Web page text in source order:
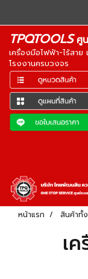
TPQTOOLSศูน
เครื่องมือไฟฟ้า-ไร้สา
โรงงานครบวงจร
หน้าแรก สินค้าทั้
เ